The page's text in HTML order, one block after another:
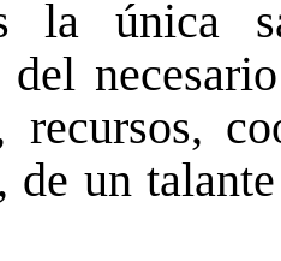
la única
del
recursos,
de un